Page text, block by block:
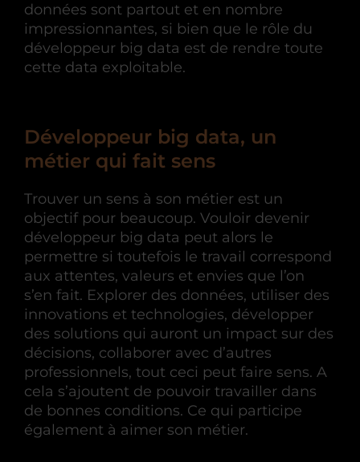
données sont partout et en nombre
impressionnantes, si bien que le rôle du
développeur big data est de rendre toute
cette data exploitable.
Développeur big data, un
métier qui fait sens
Trouver un sens à son métier est un
objectif pour beaucoup. Vouloir devenir
développeur big data peut alors le
permettre si toutefois le travail correspond
aux attentes, valeurs et envies que l’on
s’en fait. Explorer des données, utiliser des
innovations et technologies, développer
des solutions qui auront un impact sur des
décisions, collaborer avec d’autres
professionnels, tout ceci peut faire sens. A
cela s’ajoutent de pouvoir travailler dans
de bonnes conditions. Ce qui participe
également à aimer son métier.